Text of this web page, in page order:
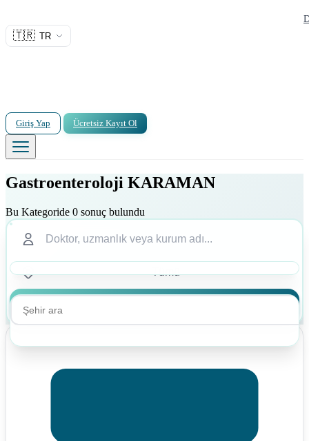
🇹🇷 TR
Giriş Yap Ücretsiz Kayıt Ol
Gastroenteroloji KARAMAN
Bu Kategoride 0 sonuç bulundu